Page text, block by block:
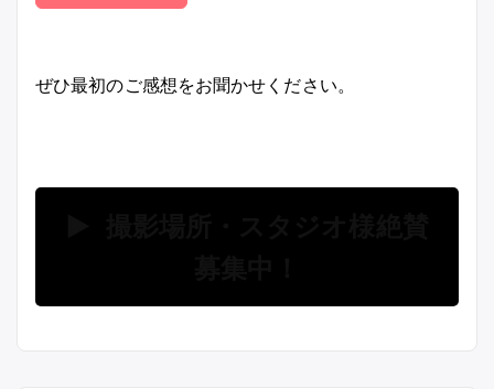
ぜひ最初のご感想をお聞かせください。